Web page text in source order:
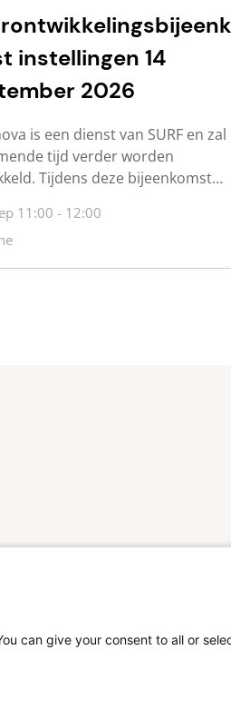
instellingen 14
2026
is een dienst van SURF en zal
tijd verder worden
Tijdens deze bijeenkomst
aan de ontwikkeling van
Het programma omvat: Laten
en deze dienst tot
11:00 - 12:00
can give your consent to all or